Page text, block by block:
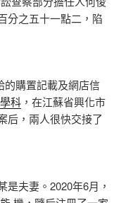
分之五十一點二，陷
購置記載及網店信
科 ，在江蘇省興化市
后，兩人很快交接了
夫妻。2020年6月，